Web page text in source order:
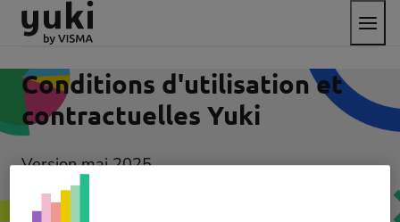
Aller
Passer
de
page
aller
à
page
d'accueil
le
menu
Conditions d'utilisation et
contractuelles Yuki
Version mai 2025